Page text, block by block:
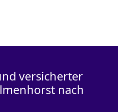
versicherter
nach